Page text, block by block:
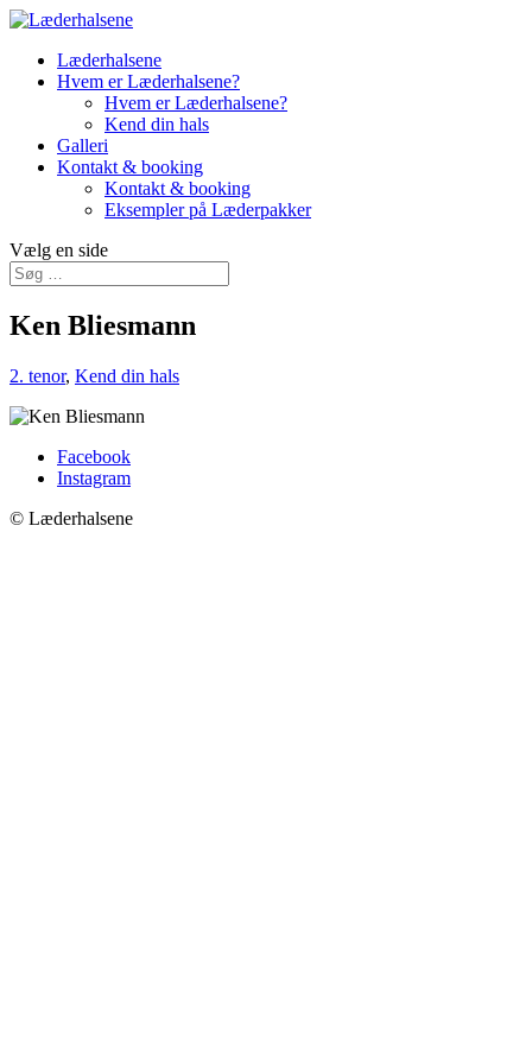
Læderhalsene
Hvem er Læderhalsene?
Hvem er Læderhalsene?
Kend din hals
Galleri
Kontakt & booking
Kontakt & booking
Eksempler på Læderpakker
Vælg en side
Ken Bliesmann
2. tenor, Kend din hals
Facebook
Instagram
© Læderhalsene